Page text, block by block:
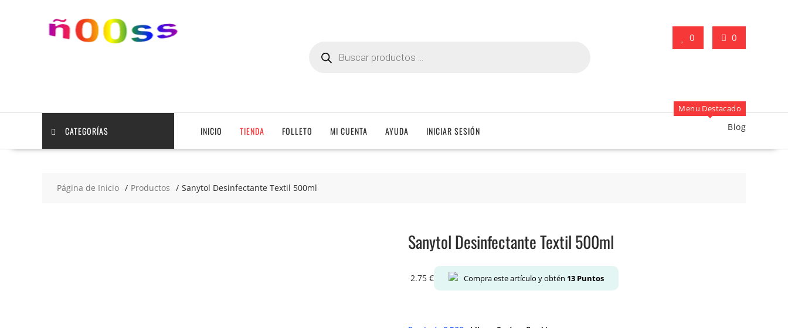
0 0
productos
CATEGORÍAS INICIO TIENDA FOLLETO MI CUENTA AYUDA INICIAR SESIÓN
Menu Destacado
Blog
Página de Inicio Productos Sanytol Desinfectante Textil 500ml
Sanytol Desinfectante Textil 500ml
2.75 € Compra este artículo y obtén 13 Puntos